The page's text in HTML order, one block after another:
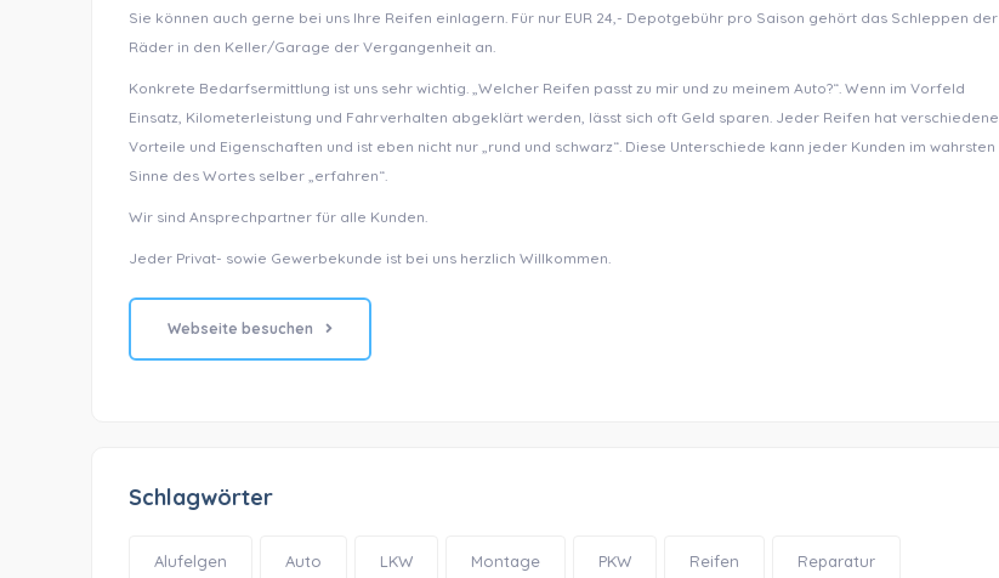
Sie können auch gerne bei uns Ihre Reifen einlagern. Für nur EUR 24,- Depotgebühr pro Saison gehört das Schleppen der
Räder in den Keller/Garage der Vergangenheit an.
Konkrete Bedarfsermittlung ist uns sehr wichtig. „Welcher Reifen passt zu mir und zu meinem Auto?“. Wenn im Vorfeld
Einsatz, Kilometerleistung und Fahrverhalten abgeklärt werden, lässt sich oft Geld sparen. Jeder Reifen hat verschiedene
Vorteile und Eigenschaften und ist eben nicht nur „rund und schwarz“. Diese Unterschiede kann jeder Kunden im wahrsten
Sinne des Wortes selber „erfahren“.
Wir sind Ansprechpartner für alle Kunden.
Jeder Privat- sowie Gewerbekunde ist bei uns herzlich Willkommen.
Webseite besuchen
Schlagwörter
Alufelgen Auto LKW Montage PKW Reifen Reparatur